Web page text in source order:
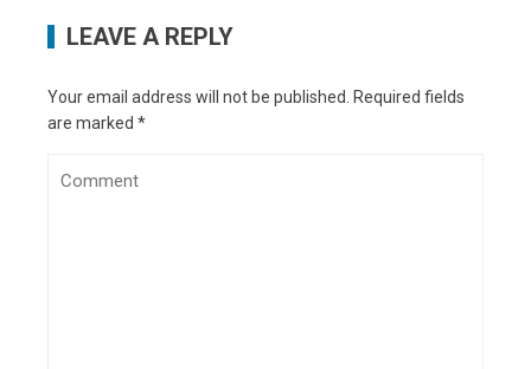
LEAVE A REPLY
Your email address will not be published.
Required fields
are marked *